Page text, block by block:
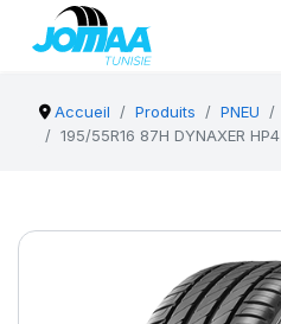
Accueil Produits PNEU
195/55R16 87H DYNAXER HP4